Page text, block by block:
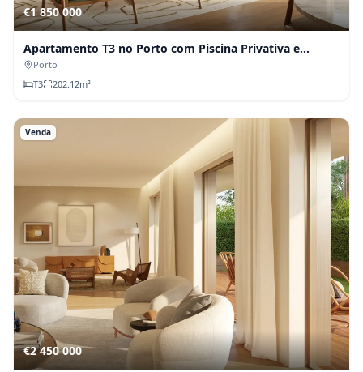
€1 850 000
Apartamento T3 no Porto com Piscina Privativa e
Jardins
Porto
T3 202.12m²
Venda
€2 450 000